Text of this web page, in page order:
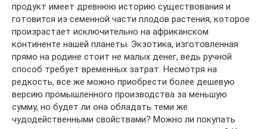
продукт имеет древнюю историю существования и
готовится из семенной части плодов растения, которое
произрастает исключительно на африканском
континенте нашей планеты. Экзотика, изготовленная
прямо на родине стоит не малых денег, ведь ручной
способ требует временных затрат. Несмотря на
редкость, все же можно приобрести более дешевую
версию промышленного производства за меньшую
сумму, но будет ли она обладать теми же
чудодейственными свойствами? Можно ли покупать